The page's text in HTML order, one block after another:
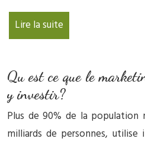
Lire la suite
Qu est ce que le
y investir?
Plus de 90% de la population
milliards de personnes,